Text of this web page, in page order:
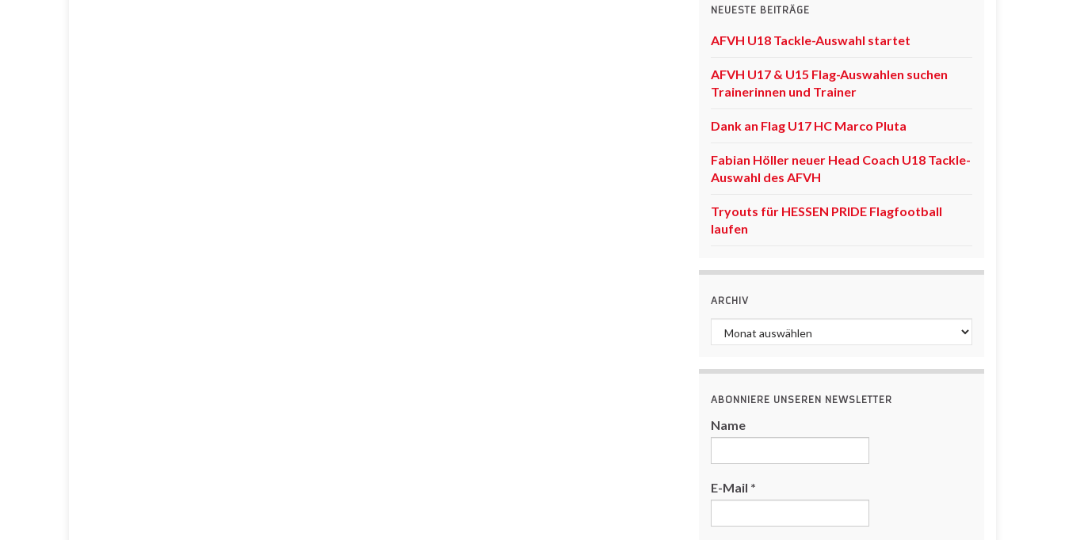
NEUESTE BEITRÄGE
AFVH U18 Tackle-Auswahl startet
AFVH U17 & U15 Flag-Auswahlen suchen
Trainerinnen und Trainer
Dank an Flag U17 HC Marco Pluta
Fabian Höller neuer Head Coach U18 Tackle-
Auswahl des AFVH
Tryouts für HESSEN PRIDE Flagfootball
laufen
ARCHIV
Archiv
ABONNIERE UNSEREN NEWSLETTER
Name
E-Mail *